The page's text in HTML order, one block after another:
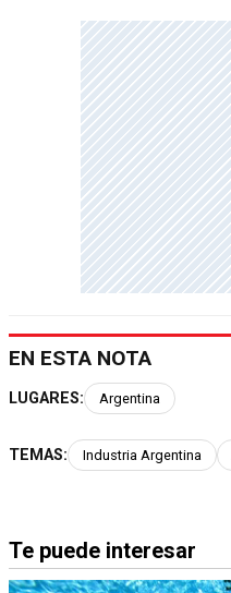
EN ESTA NOTA
LUGARES: Argentina
TEMAS: Industria Argentina